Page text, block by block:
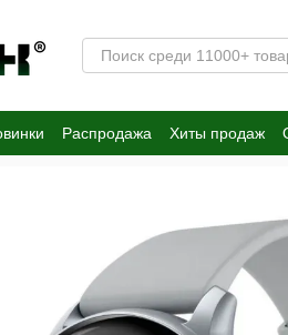
Распродажа Хиты продаж